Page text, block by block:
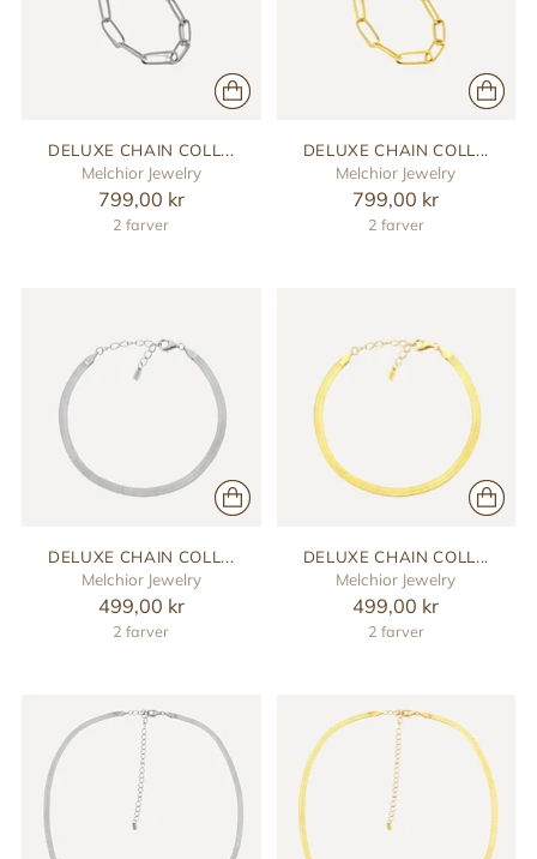
DELUXE CHAIN COLL...
Melchior Jewelry
799,00 kr
2 farver
DELUXE CHAIN COLL...
Melchior Jewelry
799,00 kr
2 farver
DELUXE CHAIN COLL...
Melchior Jewelry
499,00 kr
2 farver
DELUXE CHAIN COLL...
Melchior Jewelry
499,00 kr
2 farver